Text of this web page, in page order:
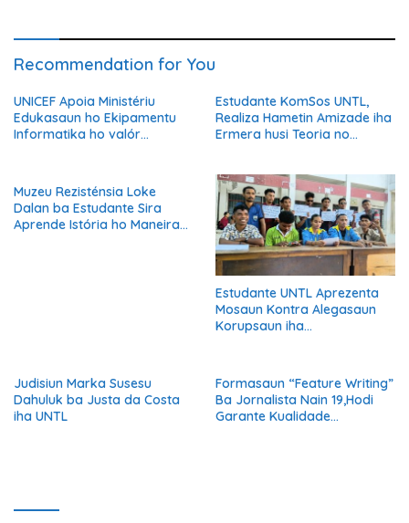
Recommendation for You
UNICEF Apoia Ministériu
Edukasaun ho Ekipamentu
Informatika ho valór
Estudante KomSos UNTL,
Realiza Hametin Amizade iha
Ermera husi Teoria no
Muzeu Rezisténsia Loke
Dalan ba Estudante Sira
Aprende Istória ho Maneira
Estudante UNTL Aprezenta
Mosaun Kontra Alegasaun
Korupsaun iha
Judisiun Marka Susesu
Dahuluk ba Justa da Costa
iha UNTL
Formasaun “Feature Writing”
Ba Jornalista Nain 19,Hodi
Garante Kualidade